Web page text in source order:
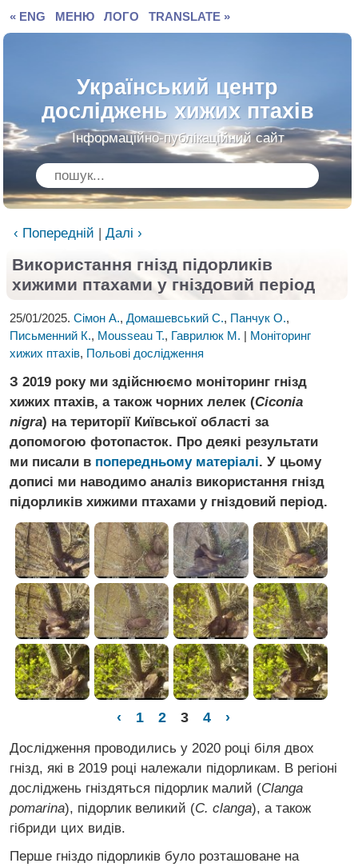
« ENG МЕНЮ ЛОГО TRANSLATE »
Український центр
досліджень хижих птахів
Інформаційно-публікаційний сайт
‹ Попередній | Далі ›
Використання гнізд підорликів
хижими птахами у гніздовий період
25/01/2025. Сімон А., Домашевський С., Панчук О.,
Письменний К., Mousseau T., Гаврилюк М. | Моніторинг
хижих птахів, Польові дослідження
З 2019 року ми здійснюємо моніторинг гнізд
хижих птахів, а також чорних лелек (Ciconia
nigra) на території Київської області за
допомогою фотопасток. Про деякі результати
ми писали в попередньому матеріалі. У цьому
дописі ми наводимо аналіз використання гнізд
підорликів хижими птахами у гніздовий період.
‹ 1 2 3 4 ›
Дослідження проводились у 2020 році біля двох
гнізд, які в 2019 році належали підорликам. В регіоні
досліджень гніздяться підорлик малий (Clanga
pomarina), підорлик великий (C. clanga), а також
гібриди цих видів.
Перше гніздо підорликів було розташоване на